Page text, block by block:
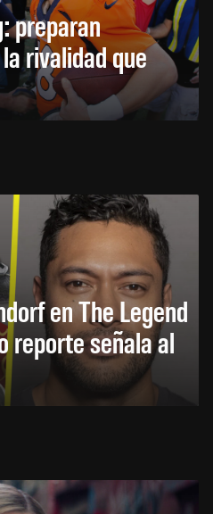
preparan
rivalidad que
en The Legend
reporte señala al